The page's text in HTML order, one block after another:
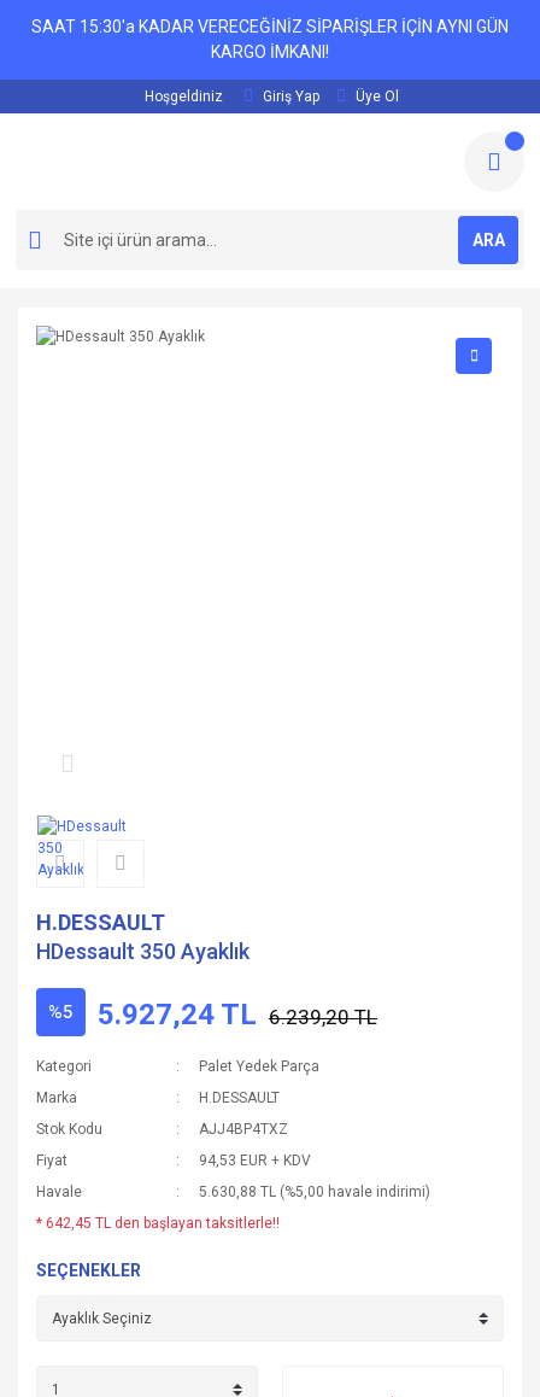
SAAT 15:30'a KADAR VERECEĞİNİZ SİPARİŞLER İÇİN AYNI GÜN
KARGO İMKANI!
Hoşgeldiniz Giriş Yap Üye Ol
ARA
H.DESSAULT
HDessault 350 Ayaklık
%5 5.927,24 TL 6.239,20 TL
Kategori
Palet Yedek Parça
Marka
H.DESSAULT
Stok Kodu
AJJ4BP4TXZ
Fiyat
94,53 EUR + KDV
Havale
5.630,88 TL (%5,00 havale indirimi)
* 642,45 TL den başlayan taksitlerle!!
SEÇENEKLER